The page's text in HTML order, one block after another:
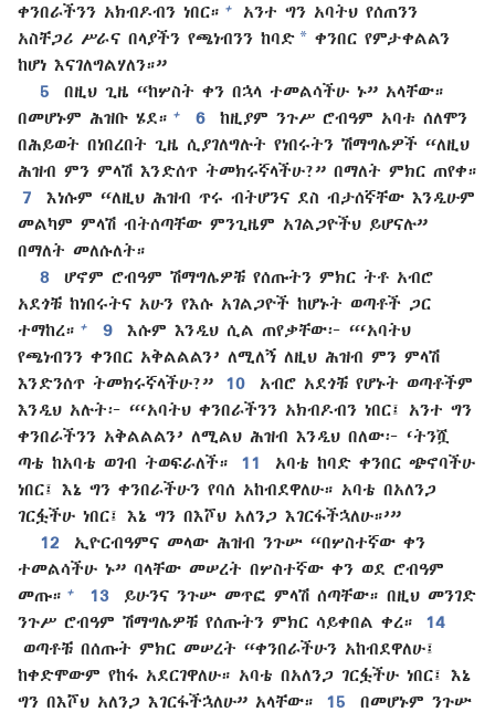
ቀንበራችንን አክብዶብን ነበር። +
አንተ ግን አባትህ የሰጠንን
አስቸጋሪ ሥራና በላያችን የጫነብንን ከባድ * ቀንበር የምታቀልልን
ከሆነ እናገለግልሃለን።”
5
በዚህ ጊዜ “ከሦስት ቀን በኋላ ተመልሳችሁ ኑ” አላቸው።
በመሆኑም ሕዝቡ ሄደ። + 6
ከዚያም ንጉሥ ሮብዓም አባቱ ሰለሞን
በሕይወት በነበረበት ጊዜ ሲያገለግሉት የነበሩትን ሽማግሌዎች “ለዚህ
ሕዝብ ምን ምላሽ እንድሰጥ ትመክሩኛላችሁ?” በማለት ምክር ጠየቀ።
7
እነሱም “ለዚህ ሕዝብ ጥሩ ብትሆንና ደስ ብታሰኛቸው እንዲሁም
መልካም ምላሽ ብትሰጣቸው ምንጊዜም አገልጋዮችህ ይሆናሉ”
በማለት መለሱለት።
8
ሆኖም ሮብዓም ሽማግሌዎቹ የሰጡትን ምክር ትቶ አብሮ
አደጎቹ ከነበሩትና አሁን የእሱ አገልጋዮች ከሆኑት ወጣቶች ጋር
ተማከረ። + 9
እሱም እንዲህ ሲል ጠየቃቸው፦ “‘አባትህ
የጫነብንን ቀንበር አቅልልልን’ ለሚለኝ ለዚህ ሕዝብ ምን ምላሽ
እንድንሰጥ ትመክሩኛላችሁ?”
10
አብሮ አደጎቹ የሆኑት ወጣቶችም
እንዲህ አሉት፦ “‘አባትህ ቀንበራችንን አክብዶብን ነበር፤ አንተ ግን
ቀንበራችንን አቅልልልን’ ለሚልህ ሕዝብ እንዲህ በለው፦ ‘ትንሿ
ጣቴ ከአባቴ ወገብ ትወፍራለች።
11
አባቴ ከባድ ቀንበር ጭኖባችሁ
ነበር፤ እኔ ግን ቀንበራችሁን የባሰ አከብደዋለሁ። አባቴ በአለንጋ
ገርፏችሁ ነበር፤ እኔ ግን በእሾህ አለንጋ እገርፋችኋለሁ።’”
12
ኢዮርብዓምና መላው ሕዝብ ንጉሡ “በሦስተኛው ቀን
ተመልሳችሁ ኑ” ባላቸው መሠረት በሦስተኛው ቀን ወደ ሮብዓም
መጡ። + 13
ይሁንና ንጉሡ መጥፎ ምላሽ ሰጣቸው። በዚህ መንገድ
ንጉሥ ሮብዓም ሽማግሌዎቹ የሰጡትን ምክር ሳይቀበል ቀረ።
14
ወጣቶቹ በሰጡት ምክር መሠረት “ቀንበራችሁን አከብደዋለሁ፤
ከቀድሞውም የከፋ አደርገዋለሁ። አባቴ በአለንጋ ገርፏችሁ ነበር፤ እኔ
ግን በእሾህ አለንጋ እገርፋችኋለሁ” አላቸው።
15
በመሆኑም ንጉሡ